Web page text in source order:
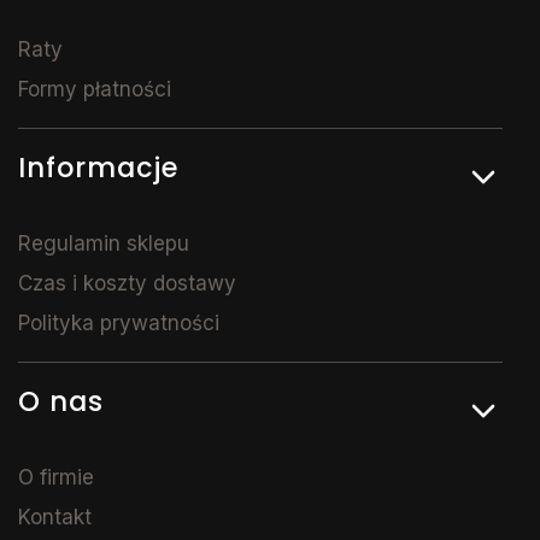
Raty
Formy płatności
Informacje
Regulamin sklepu
Czas i koszty dostawy
Polityka prywatności
O nas
O firmie
Kontakt